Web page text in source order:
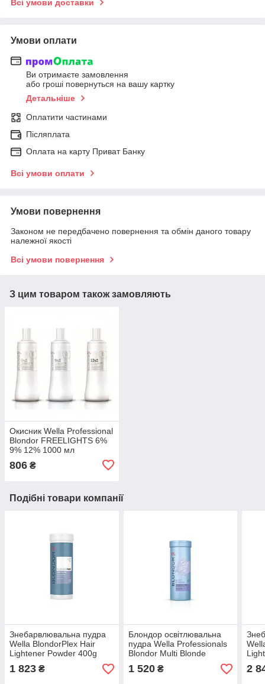
Всі умови доставки
Умови оплати
Ви отримаєте замовлення
або гроші повернуться на вашу картку
Детальніше
Оплатити частинами
Післяплата
Оплата на карту Приват Банку
Всі умови оплати
Умови повернення
Законом не передбачено повернення та обмін даного товару
належної якості
Всі умови повернення
З цим товаром також замовляють
Окисник Wella Professional
Blondor FREELIGHTS 6%
9% 12% 1000 мл
806 ₴
Подібні товари компанії
Знебарвлювальна пудра
Wella BlondorPlex Hair
Lightener Powder 400g
1 823 ₴
Блондор освітлювальна
пудра Wella Professionals
Blondor Multi Blonde
Powder 400 г
1 520₴ 2